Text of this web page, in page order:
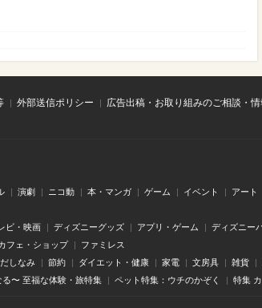
外部送信ポリシー
広告出稿・お取り組みのご相談・
演劇 ニコ動 本・マンガ ゲーム イベント アート
ビ・映画 ディズニーグッズ アプリ・ゲーム ディズニー
フェ・ショップ ファミレス
しなみ 節約 ダイエット・健康 家電 文房具 雑貨
〜 至福な体験・旅特集 ペット特集：ウチのかぞく 特集